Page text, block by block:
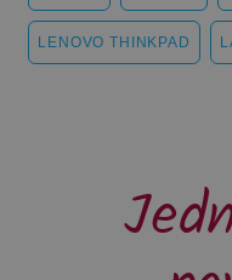
LENOVO THINKPAD